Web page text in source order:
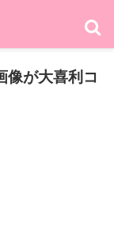
像が大喜利コ